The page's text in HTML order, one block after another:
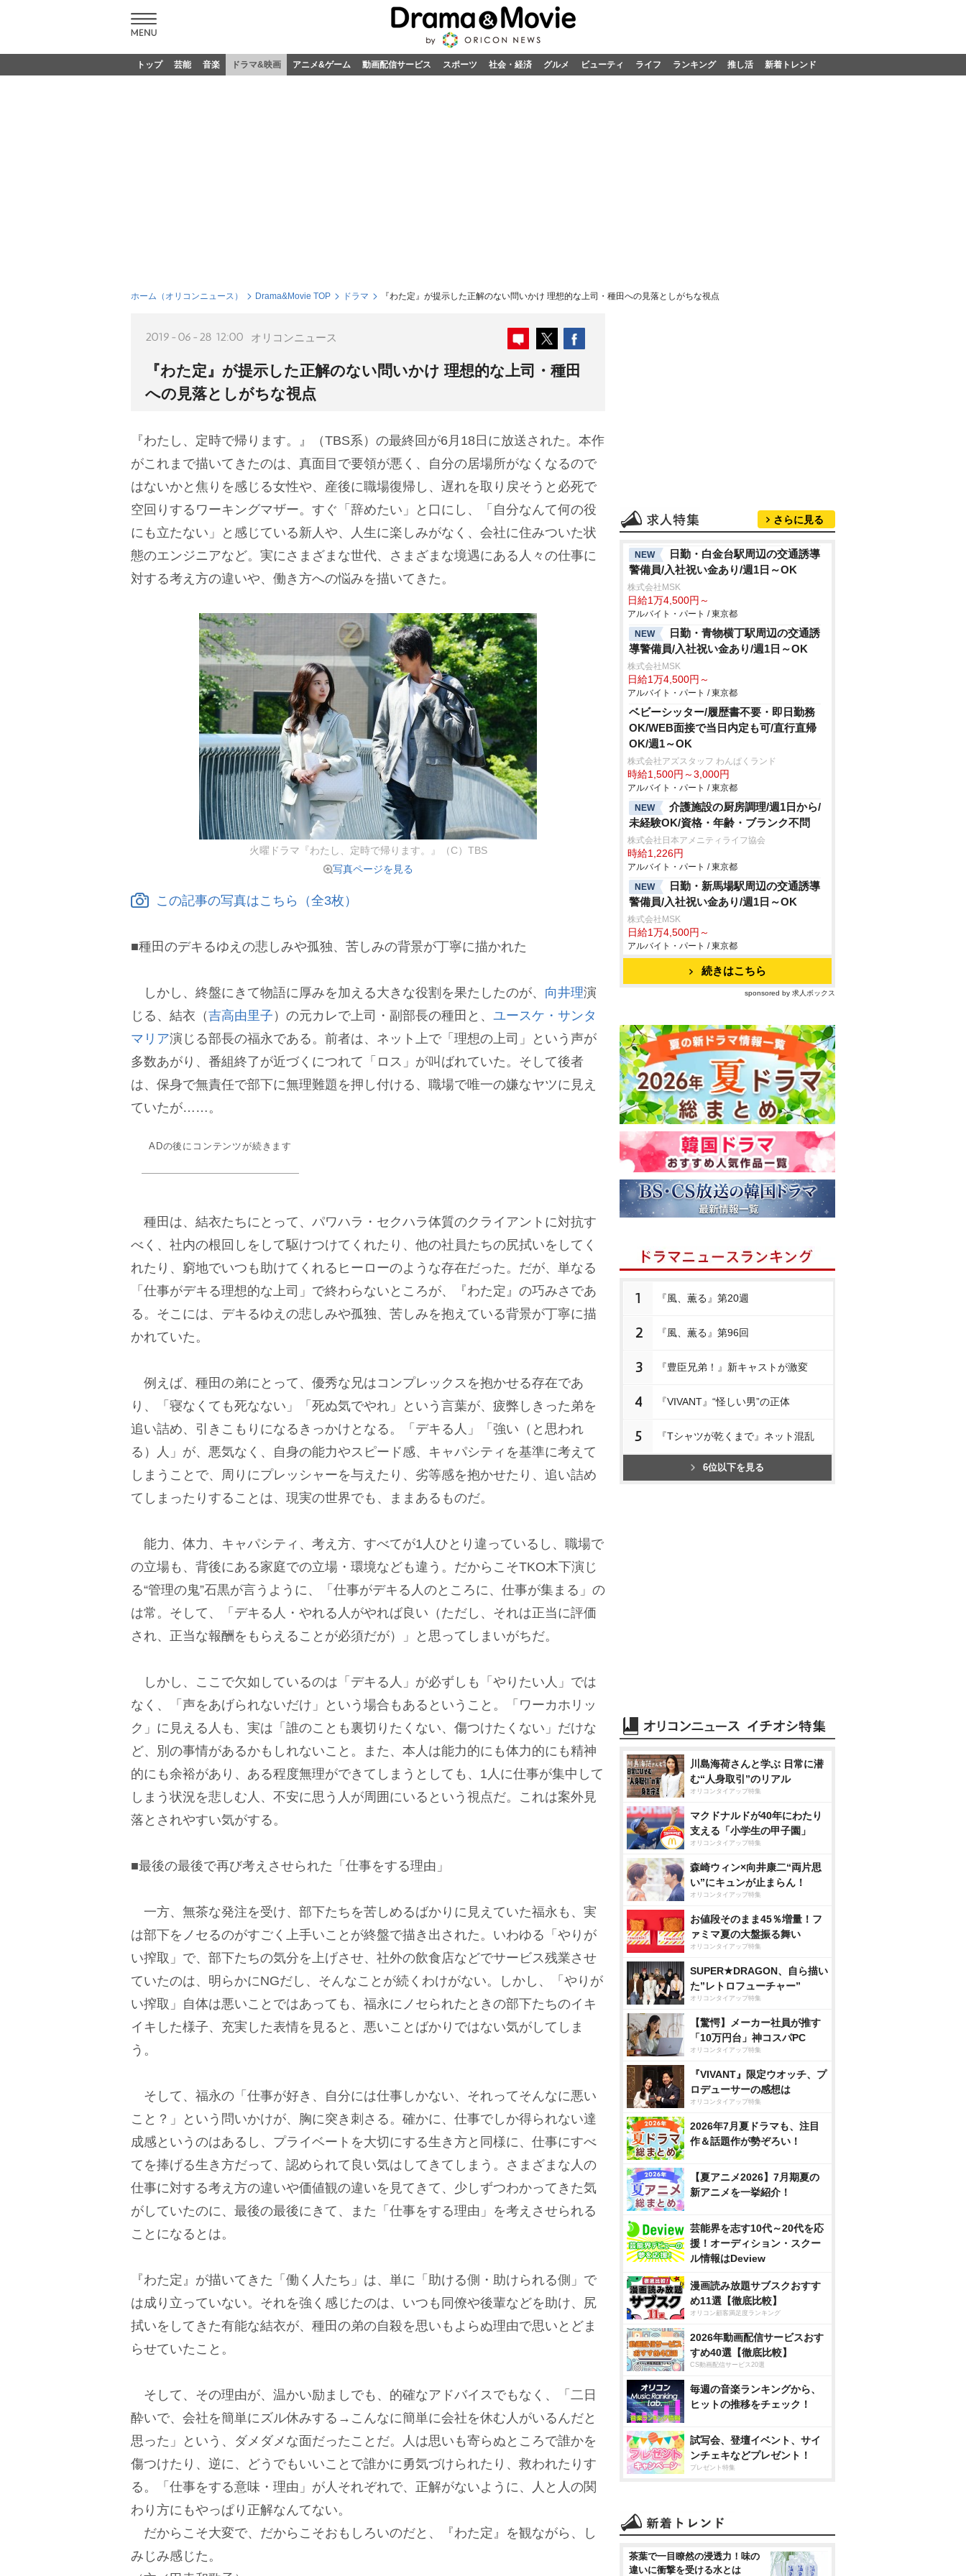
トップ 芸能 音楽 ドラマ&映画 アニメ&ゲーム 動画配信サービス スポーツ 社会・経済 グルメ ビューティ ライフ ランキング 推し活 新着トレンド
ホーム（オリコンニュース） Drama&Movie TOP ドラマ 『わた定』が提示した正解のない問いかけ 理想的な上司・種田への見落としがちな視点
2019-06-28 12:00 オリコンニュース
『わた定』が提示した正解のない問いかけ 理想的な上司・種田
への見落としがちな視点
『わたし、定時で帰ります。』（TBS系）の最終回が6月18日に放送された。本作
がこれまで描いてきたのは、真面目で要領が悪く、自分の居場所がなくなるので
はないかと焦りを感じる女性や、産後に職場復帰し、遅れを取り戻そうと必死で
空回りするワーキングマザー。すぐ「辞めたい」と口にし、「自分なんて何の役
にも立たない」と感じている新人や、人生に楽しみがなく、会社に住みついた状
態のエンジニアなど。実にさまざまな世代、さまざまな境遇にある人々の仕事に
対する考え方の違いや、働き方への悩みを描いてきた。
火曜ドラマ『わたし、定時で帰ります。』（C）TBS
写真ページを見る
この記事の写真はこちら（全3枚）
■種田のデキるゆえの悲しみや孤独、苦しみの背景が丁寧に描かれた
しかし、終盤にきて物語に厚みを加える大きな役割を果たしたのが、 向井理演
じる、結衣（吉高由里子 ）の元カレで上司・副部長の種田と、 ユースケ・サンタ
マリア演じる部長の福永である。前者は、ネット上で「理想の上司」という声が
多数あがり、番組終了が近づくにつれて「ロス」が叫ばれていた。そして後者
は、保身で無責任で部下に無理難題を押し付ける、職場で唯一の嫌なヤツに見え
ていたが……。
ADの後にコンテンツが続きます
種田は、結衣たちにとって、パワハラ・セクハラ体質のクライアントに対抗す
べく、社内の根回しをして駆けつけてくれたり、他の社員たちの尻拭いをしてく
れたり、窮地でいつも助けてくれるヒーローのような存在だった。だが、単なる
「仕事がデキる理想的な上司」で終わらないところが、『わた定』の巧みさであ
る。そこには、デキるゆえの悲しみや孤独、苦しみを抱えている背景が丁寧に描
かれていた。
例えば、種田の弟にとって、優秀な兄はコンプレックスを抱かせる存在であ
り、「寝なくても死なない」「死ぬ気でやれ」という言葉が、疲弊しきった弟を
追い詰め、引きこもりになるきっかけとなる。「デキる人」「強い（と思われ
る）人」が、悪気なく、自身の能力やスピード感、キャパシティを基準に考えて
しまうことで、周りにプレッシャーを与えたり、劣等感を抱かせたり、追い詰め
てしまったりすることは、現実の世界でも、ままあるものだ。
能力、体力、キャパシティ、考え方、すべてが1人ひとり違っているし、職場で
の立場も、背後にある家庭での立場・環境なども違う。だからこそTKO木下演じ
る“管理の鬼”石黒が言うように、「仕事がデキる人のところに、仕事が集まる」の
は常。そして、「デキる人・やれる人がやれば良い（ただし、それは正当に評価
され、正当な報酬をもらえることが必須だが）」と思ってしまいがちだ。
しかし、ここで欠如しているのは「デキる人」が必ずしも「やりたい人」では
なく、「声をあげられないだけ」という場合もあるということ。「ワーカホリッ
ク」に見える人も、実は「誰のことも裏切りたくない、傷つけたくない」だけな
ど、別の事情があるかもしれないこと。また、本人は能力的にも体力的にも精神
的にも余裕があり、ある程度無理ができてしまうとしても、1人に仕事が集中して
しまう状況を悲しむ人、不安に思う人が周囲にいるという視点だ。これは案外見
落とされやすい気がする。
■最後の最後で再び考えさせられた「仕事をする理由」
一方、無茶な発注を受け、部下たちを苦しめるばかりに見えていた福永も、実
は部下をノセるのがすごく上手いことが終盤で描き出された。いわゆる「やりが
い搾取」で、部下たちの気分を上げさせ、社外の飲食店などでサービス残業させ
ていたのは、明らかにNGだし、そんなことが続くわけがない。しかし、「やりが
い搾取」自体は悪いことではあっても、福永にノセられたときの部下たちのイキ
イキした様子、充実した表情を見ると、悪いことばかりではない気がしてしま
う。
そして、福永の「仕事が好き、自分には仕事しかない、それってそんなに悪い
こと？」という問いかけが、胸に突き刺さる。確かに、仕事でしか得られない達
成感というのはあるし、プライベートを大切にする生き方と同様に、仕事にすべ
てを捧げる生き方だって、認められて良い気はしてきてしまう。さまざまな人の
仕事に対する考え方の違いや価値観の違いを見てきて、少しずつわかってきた気
がしていたのに、最後の最後にきて、また「仕事をする理由」を考えさせられる
ことになるとは。
『わた定』が描いてきた「働く人たち」は、単に「助ける側・助けられる側」で
は成り立っていない。それを強く感じたのは、いつも同僚や後輩などを助け、尻
拭いをしてきた有能な結衣が、種田の弟の自殺を思いもよらぬ理由で思いとどま
らせていたこと。
そして、その理由が、温かい励ましでも、的確なアドバイスでもなく、「二日
酔いで、会社を簡単にズル休みする→こんなに簡単に会社を休む人がいるんだと
思った」という、ダメダメな面だったことだ。人は思いも寄らぬところで誰かを
傷つけたり、逆に、どうでもいいことで誰かに勇気づけられたり、救われたりす
る。「仕事をする意味・理由」が人それぞれで、正解がないように、人と人の関
わり方にもやっぱり正解なんてない。
だからこそ大変で、だからこそおもしろいのだと、『わた定』を観ながら、し
みじみ感じた。
さらに見る
NEW
日勤・白金台駅周辺の交通誘導
警備員/入社祝い金あり/週1日～OK
株式会社MSK
日給1万4,500円～
アルバイト・パート / 東京都
NEW
日勤・青物横丁駅周辺の交通誘
導警備員/入社祝い金あり/週1日～OK
株式会社MSK
日給1万4,500円～
アルバイト・パート / 東京都
ベビーシッター/履歴書不要・即日勤務
OK/WEB面接で当日内定も可/直行直帰
OK/週1～OK
株式会社アズスタッフ わんぱくランド
時給1,500円～3,000円
アルバイト・パート / 東京都
NEW
介護施設の厨房調理/週1日から/
未経験OK/資格・年齢・ブランク不問
株式会社日本アメニティライフ協会
時給1,226円
アルバイト・パート / 東京都
NEW
日勤・新馬場駅周辺の交通誘導
警備員/入社祝い金あり/週1日～OK
株式会社MSK
日給1万4,500円～
アルバイト・パート / 東京都
続きはこちら
sponsored by 求人ボックス
1 『風、薫る』第20週
2 『風、薫る』第96回
3 『豊臣兄弟！』新キャストが激変
4 『VIVANT』“怪しい男”の正体
5 『Tシャツが乾くまで』ネット混乱
6位以下を見る
川島海荷さんと学ぶ 日常に潜
む“人身取引”のリアル
オリコンタイアップ特集
マクドナルドが40年にわたり
支える「小学生の甲子園」
オリコンタイアップ特集
森崎ウィン×向井康二“両片思
い”にキュンが止まらん！
オリコンタイアップ特集
お値段そのまま45％増量！フ
ァミマ夏の大盤振る舞い
オリコンタイアップ特集
SUPER★DRAGON、自ら描い
た”レトロフューチャー”
オリコンタイアップ特集
【驚愕】メーカー社員が推す
「10万円台」神コスパPC
オリコンタイアップ特集
『VIVANT』限定ウオッチ、プ
ロデューサーの感想は
オリコンタイアップ特集
2026年7月夏ドラマも、注目
作＆話題作が勢ぞろい！
【夏アニメ2026】7月期夏の
新アニメを一挙紹介！
芸能界を志す10代～20代を応
援！オーディション・スクー
ル情報はDeview
漫画読み放題サブスクおすす
め11選【徹底比較】
オリコン顧客満足度ランキング
2026年動画配信サービスおす
すめ40選【徹底比較】
CS動画配信サービス20選
毎週の音楽ランキングから、
ヒットの推移をチェック！
試写会、登壇イベント、サイ
ンチェキなどプレゼント！
プレゼント特集
茶葉で一目瞭然の浸透力！味の
違いに衝撃を受ける水とは